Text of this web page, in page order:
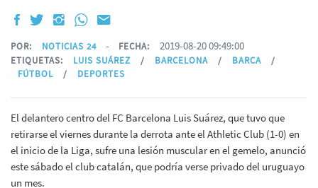
POR: NOTICIAS 24 - FECHA: 2019-08-20 09:49:00
ETIQUETAS: LUIS SUÁREZ / BARCELONA / BARCA
/
FÚTBOL
/ DEPORTES
El delantero centro del FC Barcelona Luis Suárez, que tuvo que
retirarse el viernes durante la derrota ante el Athletic Club (1-0) en
el inicio de la Liga, sufre una lesión muscular en el gemelo, anunció
este sábado el club catalán, que podría verse privado del uruguayo
un mes.